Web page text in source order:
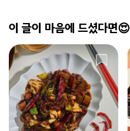
이 글이 마음에 드셨다면😍